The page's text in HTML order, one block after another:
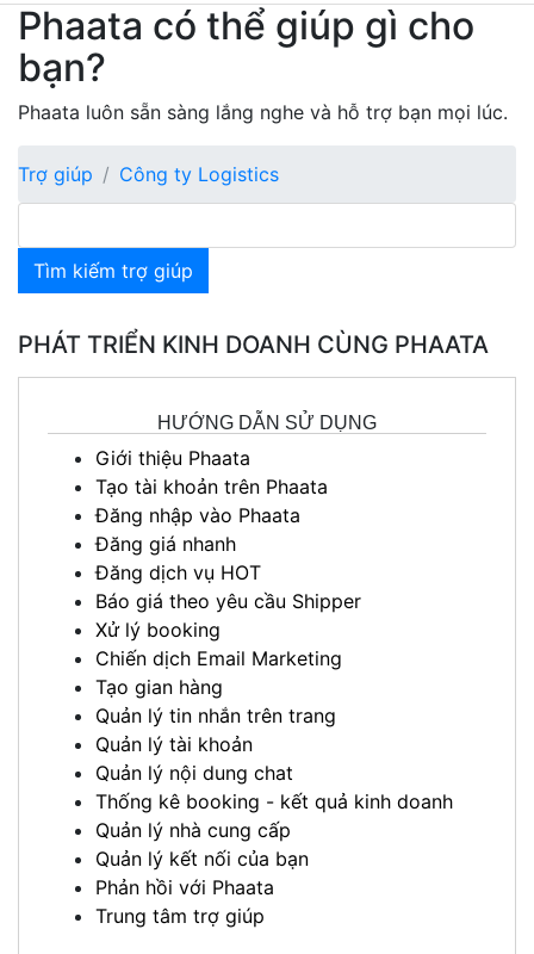
Phaata có thể giúp gì cho
bạn?
Phaata luôn sẵn sàng lắng nghe và hỗ trợ bạn mọi lúc.
Trợ giúp Công ty Logistics
Tìm kiếm trợ giúp
PHÁT TRIỂN KINH DOANH CÙNG PHAATA
HƯỚNG DẪN SỬ DỤNG
Giới thiệu Phaata
Tạo tài khoản trên Phaata
Đăng nhập vào Phaata
Đăng giá nhanh
Đăng dịch vụ HOT
Báo giá theo yêu cầu Shipper
Xử lý booking
Chiến dịch Email Marketing
Tạo gian hàng
Quản lý tin nhắn trên trang
Quản lý tài khoản
Quản lý nội dung chat
Thống kê booking - kết quả kinh doanh
Quản lý nhà cung cấp
Quản lý kết nối của bạn
Phản hồi với Phaata
Trung tâm trợ giúp